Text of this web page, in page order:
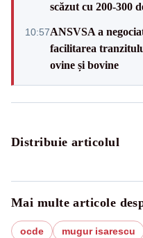
scăzut cu 200-300
10:57ANSVSA a
facilitarea
ovine și bovine
Distribuie articolul
Mai multe articole
ocde mugur isarescu